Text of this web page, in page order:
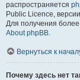
распространяется
Public Licence,
Для получения
About phpBB.
Вернуться к
Почему здесь нет